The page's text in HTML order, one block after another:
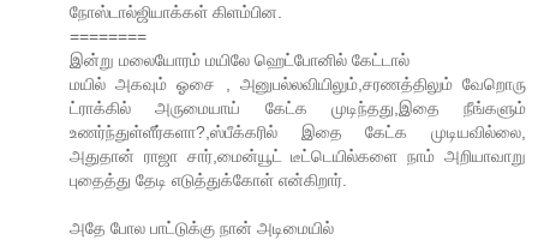
நோஸ்டால்ஜியாக்கள் கிளம்பின.
========
இன்று மலையோரம் மயிலே ஹெட்போனில் கேட்டால்
மயில் அகவும் ஓசை , அனுபல்லவியிலும்,சரணத்திலும் வேறொரு
ட்ராக்கில் அருமையாய் கேட்க முடிந்தது,இதை நீங்களும்
உணர்ந்துள்ளீர்களா?,ஸ்பீக்கரில் இதை கேட்க முடியவில்லை,
அதுதான் ராஜா சார்,மைன்யூட் டீட்டெயில்களை நாம் அறியாவாறு
புதைத்து தேடி எடுத்துக்கோள் என்கிறார்.
அதே போல பாட்டுக்கு நான் அடிமையில்